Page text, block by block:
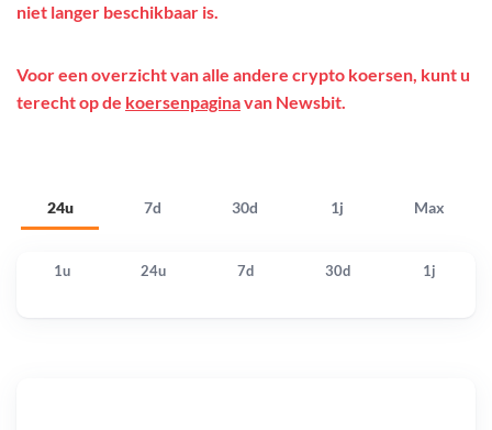
24u 7d 30d 1j Max
niet langer beschikbaar is.
Voor een overzicht van alle andere crypto koersen, kunt u
terecht op de koersenpaginavan Newsbit.
1u 24u 7d 30d 1j